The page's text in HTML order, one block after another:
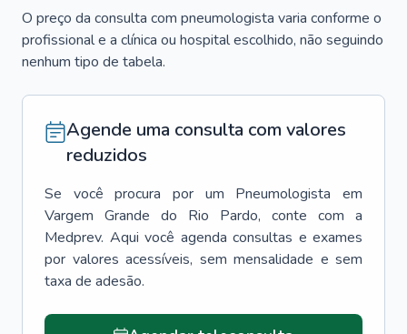
O preço da consulta com pneumologista varia conforme o
profissional e a clínica ou hospital escolhido, não seguindo
nenhum tipo de tabela.
Agende uma consulta com valores
reduzidos
Se você procura por um Pneumologista
em
Vargem Grande do Rio Pardo, conte com a
Medprev. Aqui você agenda consultas e exames
por valores acessíveis, sem mensalidade e sem
taxa de adesão.